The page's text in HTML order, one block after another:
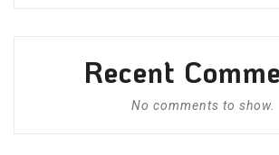
Recent
No comments to show.